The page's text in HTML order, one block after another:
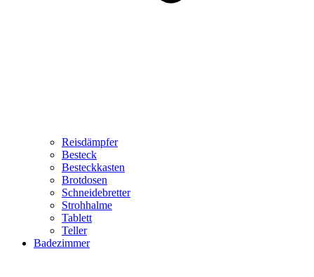
Reisdämpfer
Besteck
Besteckkasten
Brotdosen
Schneidebretter
Strohhalme
Tablett
Teller
Badezimmer